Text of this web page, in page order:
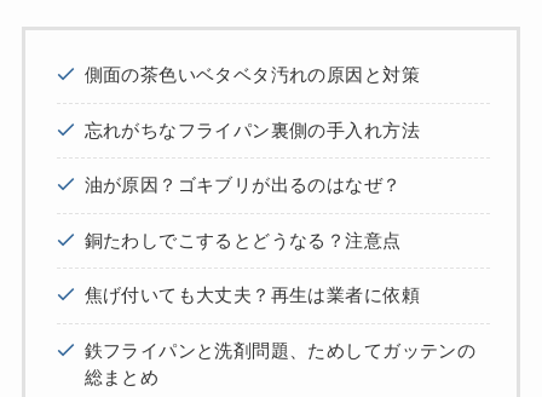
側面の茶色いベタベタ汚れの原因と対策
忘れがちなフライパン裏側の手入れ方法
油が原因？ゴキブリが出るのはなぜ？
銅たわしでこするとどうなる？注意点
焦げ付いても大丈夫？再生は業者に依頼
鉄フライパンと洗剤問題、ためしてガッテンの
総まとめ